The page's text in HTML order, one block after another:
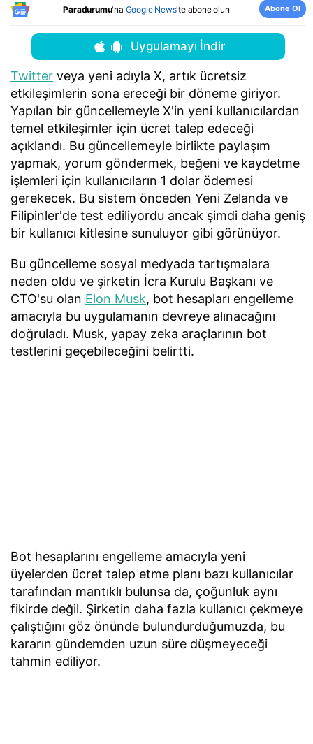
Paradurumu'na Google News'te abone olun Abone Ol
Uygulamayı İndir
Twitter veya yeni adıyla X, artık ücretsiz
etkileşimlerin sona ereceği bir döneme giriyor.
Yapılan bir güncellemeyle X'in yeni kullanıcılardan
temel etkileşimler için ücret talep edeceği
açıklandı. Bu güncellemeyle birlikte paylaşım
yapmak, yorum göndermek, beğeni ve kaydetme
işlemleri için kullanıcıların 1 dolar ödemesi
gerekecek. Bu sistem önceden Yeni Zelanda ve
Filipinler'de test ediliyordu ancak şimdi daha geniş
bir kullanıcı kitlesine sunuluyor gibi görünüyor.
Bu güncelleme sosyal medyada tartışmalara
neden oldu ve şirketin İcra Kurulu Başkanı ve
CTO'su olan Elon Musk, bot hesapları engelleme
amacıyla bu uygulamanın devreye alınacağını
doğruladı. Musk, yapay zeka araçlarının bot
testlerini geçebileceğini belirtti.
Bot hesaplarını engelleme amacıyla yeni
üyelerden ücret talep etme planı bazı kullanıcılar
tarafından mantıklı bulunsa da, çoğunluk aynı
fikirde değil. Şirketin daha fazla kullanıcı çekmeye
çalıştığını göz önünde bulundurduğumuzda, bu
kararın gündemden uzun süre düşmeyeceği
tahmin ediliyor.